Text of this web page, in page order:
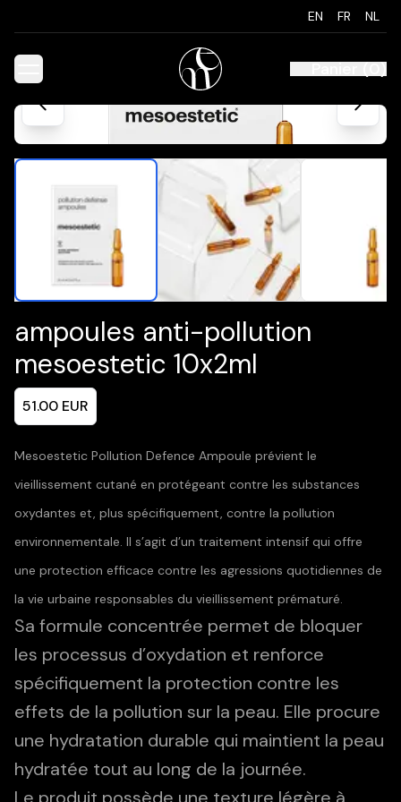
EN FR NL
Panier(0)
ampoules anti-pollution
mesoestetic 10x2ml
51.00 EUR
Mesoestetic Pollution Defence Ampoule prévient le
vieillissement cutané en protégeant contre les substances
oxydantes et, plus spécifiquement, contre la pollution
environnementale. Il s’agit d’un traitement intensif qui offre
une protection efficace contre les agressions quotidiennes de
la vie urbaine responsables du vieillissement prématuré.
Sa formule concentrée permet de bloquer
les processus d’oxydation et renforce
spécifiquement la protection contre les
effets de la pollution sur la peau. Elle procure
une hydratation durable qui maintient la peau
hydratée tout au long de la journée.